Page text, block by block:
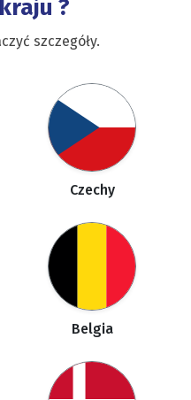
?
szczegóły.
Czechy
Belgia